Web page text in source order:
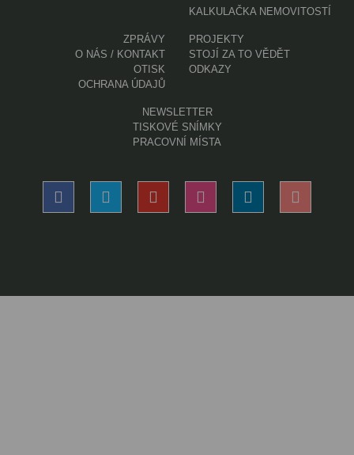
KALKULAČKA NEMOVITOSTÍ
ZPRÁVY
O NÁS / KONTAKT
OTISK
OCHRANA ÚDAJŮ
PROJEKTY
STOJÍ ZA TO VĚDĚT
ODKAZY
NEWSLETTER
TISKOVÉ SNÍMKY
PRACOVNÍ MÍSTA